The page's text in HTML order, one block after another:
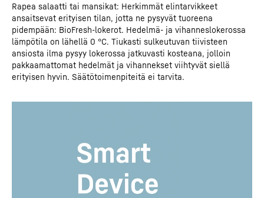
Rapea salaatti tai mansikat: Herkimmät elintarvikkeet
ansaitsevat erityisen tilan, jotta ne pysyvät tuoreena
pidempään: BioFresh-lokerot. Hedelmä- ja vihanneslokerossa
lämpötila on lähellä 0 °C. Tiukasti sulkeutuvan tiivisteen
ansiosta ilma pysyy lokerossa jatkuvasti kosteana, jolloin
pakkaamattomat hedelmät ja vihannekset viihtyvät siellä
erityisen hyvin. Säätötoimenpiteitä ei tarvita.